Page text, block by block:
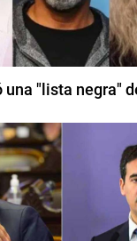
una "lista negra"